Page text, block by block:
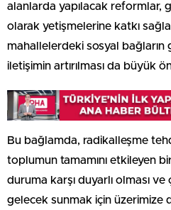
alanlarda yapılacak reformlar,
olarak yetişmelerine katkı
mahallelerdeki sosyal bağların
iletişimin artırılması da büyük
Bu bağlamda, radikalleşme
toplumun tamamını etkileyen
duruma karşı duyarlı olması ve
gelecek sunmak için üzerimize